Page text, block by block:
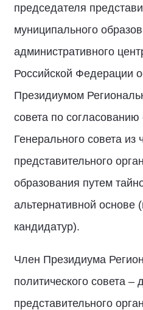
председателя
муниципального
административного
Российской Федерации
Президиумом
совета по
Генерального совета из
представительного
образования путем
альтернативной основе
кандидатур).
Член Президиума
политического совета –
представительного